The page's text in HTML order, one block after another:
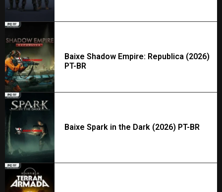
Baixe Shadow Empire: Republica (2026)
PT-BR
Baixe Spark in the Dark (2026) PT-BR